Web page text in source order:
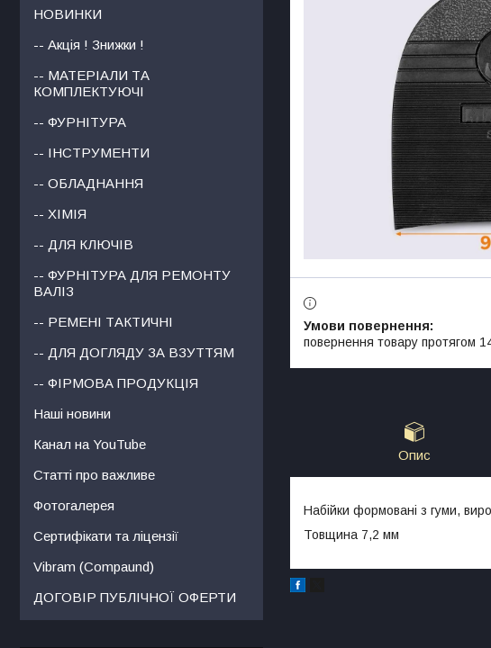
повернення товару протягом
Опис
Набійки формовані з гуми,
Товщина 7,2 мм
НОВИНКИ
-- Акція ! Знижки !
-- МАТЕРІАЛИ ТА
КОМПЛЕКТУЮЧІ
-- ФУРНІТУРА
-- ІНСТРУМЕНТИ
-- ОБЛАДНАННЯ
-- ХІМІЯ
-- ДЛЯ КЛЮЧІВ
-- ФУРНІТУРА ДЛЯ РЕМОНТУ
ВАЛІЗ
-- РЕМЕНІ ТАКТИЧНІ
-- ДЛЯ ДОГЛЯДУ ЗА ВЗУТТЯМ
-- ФІРМОВА ПРОДУКЦІЯ
Наші новини
Канал на YouTube
Статті про важливе
Фотогалерея
Сертифікати та ліцензії
Vibram (Compaund)
ДОГОВІР ПУБЛІЧНОЇ ОФЕРТИ